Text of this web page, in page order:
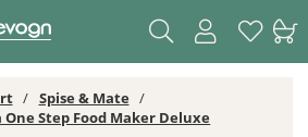
Spise & Mate
One Step Food Maker Deluxe